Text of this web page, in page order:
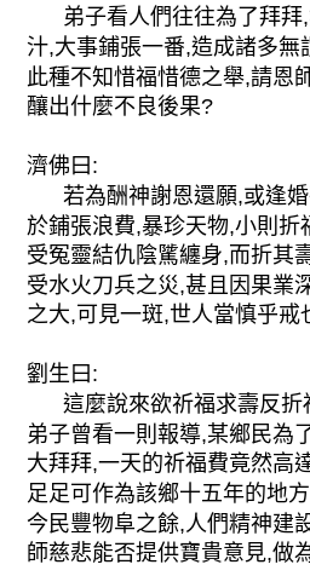
弟子看人們往往為了拜
汁,大事鋪張一番,造成諸多無
此種不知惜福惜德之舉,請恩
釀出什麼不良後果?
濟佛曰:
若為酬神謝恩還願,或逢
於鋪張浪費,暴珍天物,小則折
受冤靈結仇陰騭纏身,而折其
受水火刀兵之災,甚且因果業
之大,可見一斑,世人當慎乎戒
劉生曰:
這麼說來欲祈福求壽反折
弟子曾看一則報導,某鄉民為
大拜拜,一天的祈福費竟然高
足足可作為該鄉十五年的地
今民豐物阜之餘,人們精神建
師慈悲能否提供寶貴意見,做